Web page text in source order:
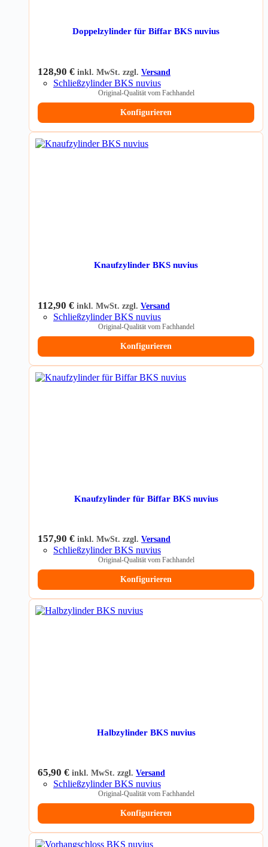
Doppelzylinder für Biffar BKS nuvius
128,90 € inkl. MwSt. zzgl. Versand
Schließzylinder BKS nuvius
Original-Qualität vom Fachhandel
Konfigurieren
Knaufzylinder BKS nuvius
112,90 € inkl. MwSt. zzgl. Versand
Schließzylinder BKS nuvius
Original-Qualität vom Fachhandel
Konfigurieren
Knaufzylinder für Biffar BKS nuvius
157,90 € inkl. MwSt. zzgl. Versand
Schließzylinder BKS nuvius
Original-Qualität vom Fachhandel
Konfigurieren
Halbzylinder BKS nuvius
65,90 € inkl. MwSt. zzgl. Versand
Schließzylinder BKS nuvius
Original-Qualität vom Fachhandel
Konfigurieren